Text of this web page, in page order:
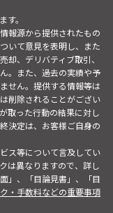
。
報源から提供されたもの
いて意見を表明し、また
却、デリバティブ取引、
。また、過去の実績や予
せん。提供する情報等は
削除されることがござい
取った行動の結果に対し
決定は、お客様ご自身の
ス等について言及してい
は異なりますので、詳し
」、「目論見書」、「目
・手数料などの重要事項